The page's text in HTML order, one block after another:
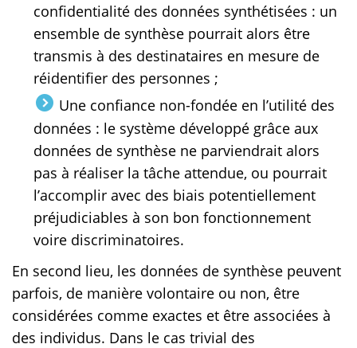
confidentialité des données synthétisées : un
ensemble de synthèse pourrait alors être
transmis à des destinataires en mesure de
réidentifier des personnes ;
Une confiance non-fondée en l’utilité des
données : le système développé grâce aux
données de synthèse ne parviendrait alors
pas à réaliser la tâche attendue, ou pourrait
l’accomplir avec des biais potentiellement
préjudiciables à son bon fonctionnement
voire discriminatoires.
En second lieu, les données de synthèse peuvent
parfois, de manière volontaire ou non, être
considérées comme exactes et être associées à
des individus. Dans le cas trivial des